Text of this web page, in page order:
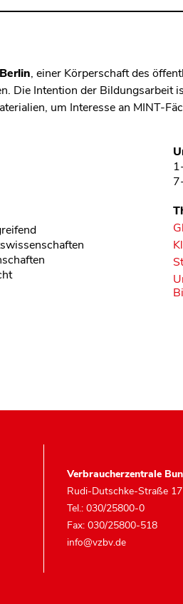
, einer Körperschaft des
Die Intention der Bildungsarbeit
um Interesse an MINT-
Verbraucherzentrale
Rudi-Dutschke-Straße 17
Tel.: 030/25800-0
Fax: 030/25800-518
info@vzbv.de